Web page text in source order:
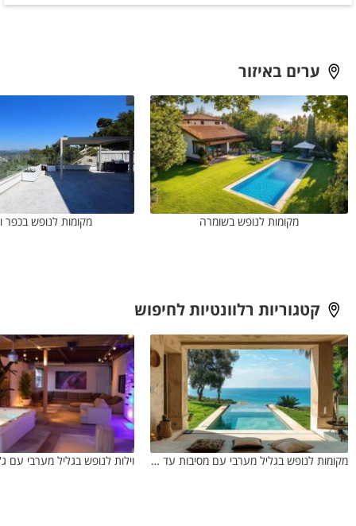
ערים באיזור
מקומות לנופש בשומרה מקומות לנופש בכפר
קטגוריות רלוונטיות לחיפוש
מקומות לנופש בגליל מערבי עם מסיבות עד מחיר ₪3000